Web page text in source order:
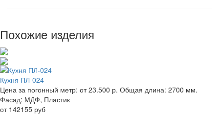
Похожие изделия
Кухня ПЛ-024
Цена за погонный метр: от 23.500 р. Общая длина: 2700 мм.
Фасад: МДФ, Пластик
от 142155 руб